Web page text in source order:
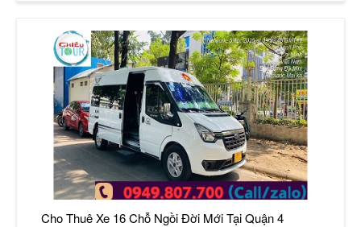
Cho Thuê Xe 16 Chỗ Ngồi Đời Mới Tại Quận 4